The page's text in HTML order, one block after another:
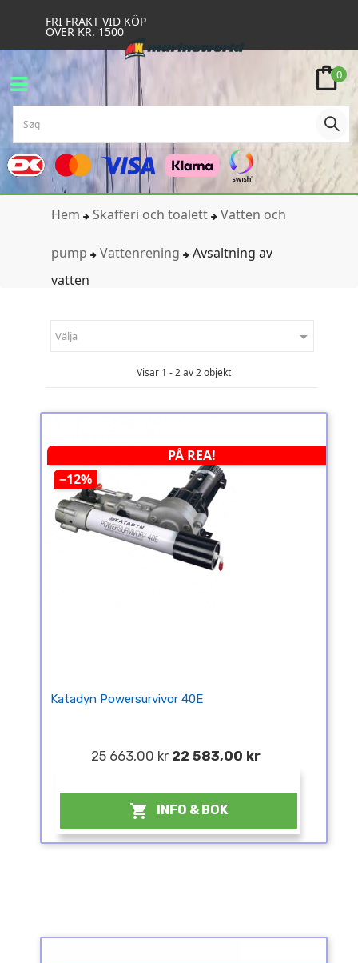
FRI FRAKT VID KÖP
ÖVER KR. 1500
0
Hem Skafferi och toalett Vatten och
pump Vattenrening
Avsaltning av
vatten
Välja 
Visar 1 - 2 av 2 objekt
PÅ REA!
−12%
Katadyn Powersurvivor 40E
25 663,00 kr 22 583,00 kr
 INFO & BOK